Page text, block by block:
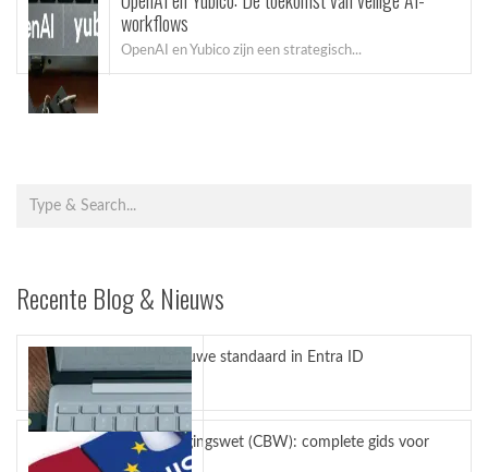
workflows
OpenAI en Yubico zijn een strategisch...
Recente Blog & Nieuws
Passkeys nieuwe standaard in Entra ID
juli 27, 2026
Cyberbeveiligingswet (CBW): complete gids voor
bedrijven